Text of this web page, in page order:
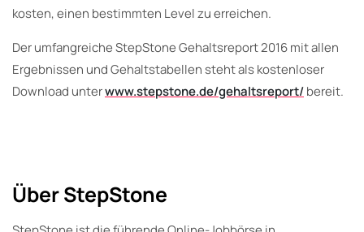
kosten, einen bestimmten Level zu erreichen.
Der umfangreiche StepStone Gehaltsreport 2016 mit allen
Ergebnissen und Gehaltstabellen steht als kostenloser
Download unterwww.stepstone.de/gehaltsreport/bereit.
Über StepStone